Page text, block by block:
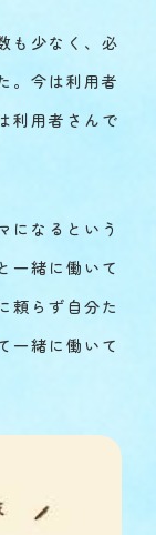
も少なく、必
。今は利用者
利用者さんで
になるという
一緒に働いて
頼らず自分た
一緒に働いて